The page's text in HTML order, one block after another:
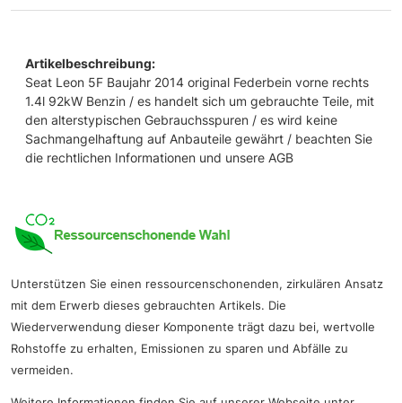
Artikelbeschreibung:
Seat Leon 5F Baujahr 2014 original Federbein vorne rechts
1.4l 92kW Benzin / es handelt sich um gebrauchte Teile, mit
den alterstypischen Gebrauchsspuren / es wird keine
Sachmangelhaftung auf Anbauteile gewährt / beachten Sie
die rechtlichen Informationen und unsere AGB
Unterstützen Sie einen ressourcenschonenden, zirkulären Ansatz
mit dem Erwerb dieses gebrauchten Artikels. Die
Wiederverwendung dieser Komponente trägt dazu bei, wertvolle
Rohstoffe zu erhalten, Emissionen zu sparen und Abfälle zu
vermeiden.